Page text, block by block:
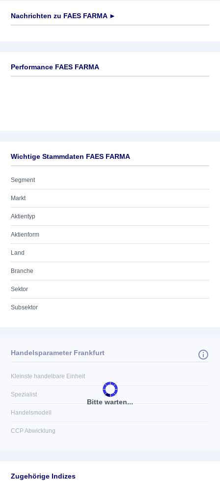
Nachrichten zu FAES FARMA►
Performance FAES FARMA
Wichtige Stammdaten FAES FARMA
Segment
Markt
Aktientyp
Aktienform
Land
Branche
Sektor
Subsektor
Bitte warten...
Handelsparameter Frankfurt
Kleinste handelbare Einheit
Spezialist
Handelsmodell
CCP Abwicklung
Zugehörige Indizes